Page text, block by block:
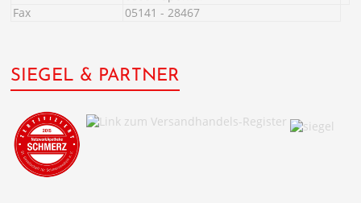
Fax
05141 - 28467
SIEGEL & PARTNER